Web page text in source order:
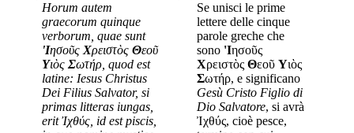
Horum autem
graecorum quinque
verborum, quae sunt
'ΙησοῦςΧρειστὸς Θεoῦ
ΥιὸςΣωτήρ, quod est
latine: Iesus Christus
Dei Filius Salvator, si
primas litteras iungas,
erit Ἰχθύς, id est piscis,
Se unisci le prime
lettere delle cinque
parole greche che
sono 'Ιησοῦς
Χρειστὸς Θεoῦ Υιὸς
Σωτήρ, e significano
Gesù Cristo Figlio di
Dio Salvatore, si avrà
Ἰχθύς, cioè pesce,